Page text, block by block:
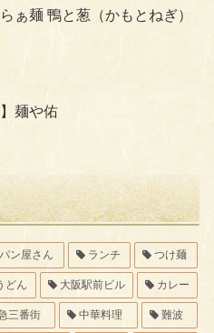
ぁ麺 鴨と葱（かもとねぎ）
麺や佑
パン屋さん ランチ つけ麺
どん 大阪駅前ビル カレー
三番街 中華料理 難波